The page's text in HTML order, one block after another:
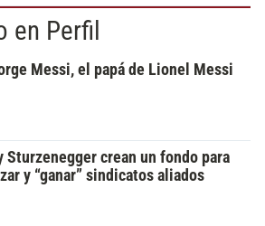
en Perfil
Messi, el papá de Lionel Messi
Sturzenegger crean un fondo para
y “ganar” sindicatos aliados